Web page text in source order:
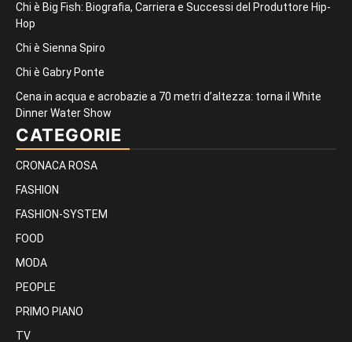
Chi è Big Fish: Biografia, Carriera e Successi del Produttore Hip-
Hop
Chi è Sienna Spiro
Chi è Gabry Ponte
Cena in acqua e acrobazie a 70 metri d’altezza: torna il White
Dinner Water Show
CATEGORIE
CRONACA ROSA
FASHION
FASHION-SYSTEM
FOOD
MODA
PEOPLE
PRIMO PIANO
TV